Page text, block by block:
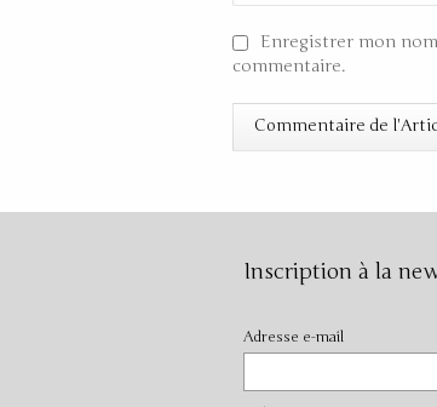
Enregistrer mon
commentaire.
Inscription à la
Adresse e-mail